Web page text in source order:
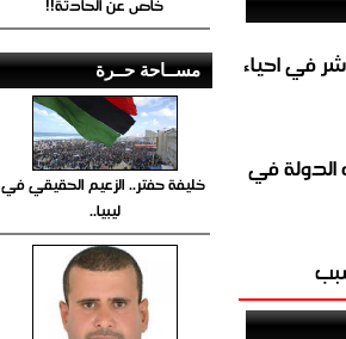
54 لبيع الغاز المباشر في احياء
الدولة في
مســاحة حــرة
خليفة حفتر.. الزعيم الحقيقي في
ليبيا..